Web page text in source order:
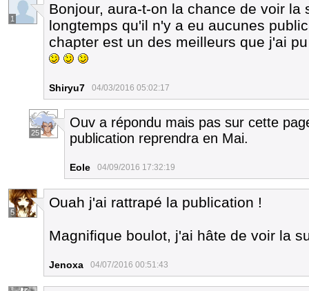
1
Bonjour, aura-t-on la chance de voir
longtemps qu'il n'y a eu aucunes
chapter est un des meilleurs que j'ai
Shiryu7 04/03/2016 05:02:17
25
Ouv a répondu mais pas sur cette
publication reprendra en Mai.
Eole 04/09/2016 17:32:19
5
Ouah j'ai rattrapé la publication !
Magnifique boulot, j'ai hâte de voir la
Jenoxa 04/07/2016 00:51:43